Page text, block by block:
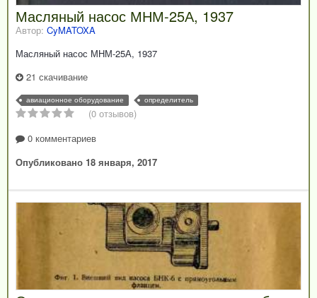
Масляный насос МНМ-25А, 1937
Автор: CyMATOXA
Масляный насос МНМ-25А, 1937
21 скачивание
авиационное оборудование определитель
(0 отзывов)
0 комментариев
Опубликовано 18 января, 2017